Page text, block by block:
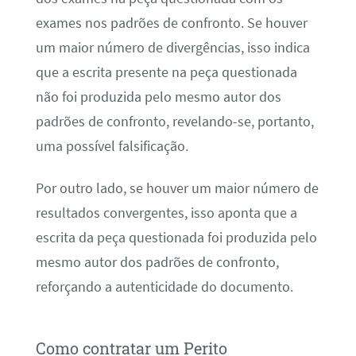
exames nos padrões de confronto. Se houver
um maior número de divergências, isso indica
que a escrita presente na peça questionada
não foi produzida pelo mesmo autor dos
padrões de confronto, revelando-se, portanto,
uma possível falsificação.
Por outro lado, se houver um maior número de
resultados convergentes, isso aponta que a
escrita da peça questionada foi produzida pelo
mesmo autor dos padrões de confronto,
reforçando a autenticidade do documento.
Como contratar um Perito